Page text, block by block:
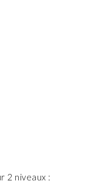
2 niveaux :